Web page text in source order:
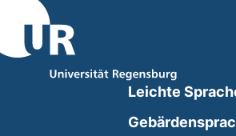
Leichte